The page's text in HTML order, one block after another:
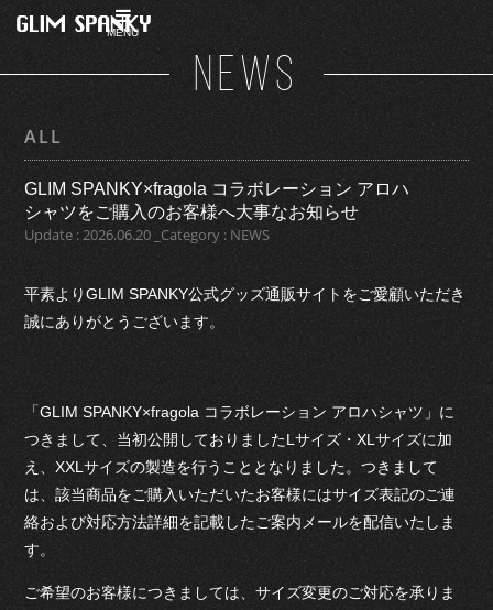
MENU
NEWS
ALL
GLIM SPANKY×fragola コラボレーション アロハ
シャツをご購入のお客様へ大事なお知らせ
Update : 2026.06.20 _Category : NEWS
平素よりGLIM SPANKY公式グッズ通販サイトをご愛顧いただき
誠にありがとうございます。
「GLIM SPANKY×fragola コラボレーション アロハシャツ」に
つきまして、当初公開しておりましたLサイズ・XLサイズに加
え、XXLサイズの製造を行うこととなりました。つきまして
は、該当商品をご購入いただいたお客様にはサイズ表記のご連
絡および対応方法詳細を記載したご案内メールを配信いたしま
す。
ご希望のお客様につきましては、サイズ変更のご対応を承りま